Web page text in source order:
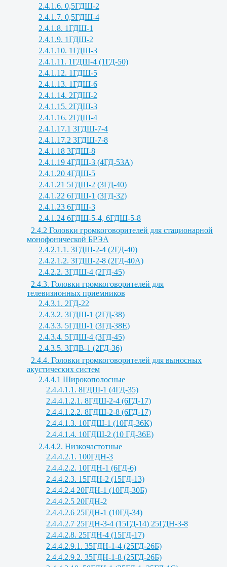
2.4.1.6. 0,5ГДШ-2
2.4.1.7. 0,5ГДШ-4
2.4.1.8. 1ГДШ-1
2.4.1.9. 1ГДШ-2
2.4.1.10. 1ГДШ-3
2.4.1.11. 1ГДШ-4 (1ГД-50)
2.4.1.12. 1ГДШ-5
2.4.1.13. 1ГДШ-6
2.4.1.14. 2ГДШ-2
2.4.1.15. 2ГДШ-3
2.4.1.16. 2ГДШ-4
2.4.1.17.1 3ГДШ-7-4
2.4.1.17.2 3ГДШ-7-8
2.4.1.18 3ГДШ-8
2.4.1.19 4ГДШ-3 (4ГД-53А)
2.4.1.20 4ГДШ-5
2.4.1.21 5ГДШ-2 (3ГД-40)
2.4.1.22 6ГДШ-1 (3ГД-32)
2.4.1.23 6ГДШ-3
2.4.1.24 6ГДШ-5-4, 6ГДШ-5-8
2.4.2 Головки громкоговорителей для стационарной
монофонической БРЭА
2.4.2.1.1. 3ГДШ-2-4 (2ГД-40)
2.4.2.1.2. 3ГДШ-2-8 (2ГД-40А)
2.4.2.2. 3ГДШ-4 (2ГД-45)
2.4.3. Головки громкоговорителей для
телевизионных приемников
2.4.3.1. 2ГД-22
2.4.3.2. 3ГДШ-1 (2ГД-38)
2.4.3.3. 5ГДШ-1 (3ГД-38Е)
2.4.3.4. 5ГДШ-4 (3ГД-45)
2.4.3.5. 3ГДВ-1 (2ГД-36)
2.4.4. Головки громкоговорителей для выносных
акустических систем
2.4.4.1 Широкополосные
2.4.4.1.1. 8ГДШ-1 (4ГД-35)
2.4.4.1.2.1. 8ГДШ-2-4 (6ГД-17)
2.4.4.1.2.2. 8ГДШ-2-8 (6ГД-17)
2.4.4.1.3. 10ГДШ-1 (10ГД-36К)
2.4.4.1.4. 10ГДШ-2 (10 ГД-36Е)
2.4.4.2. Низкочастотные
2.4.4.2.1. 100ГДН-3
2.4.4.2.2. 10ГДН-1 (6ГД-6)
2.4.4.2.3. 15ГДН-2 (15ГД-13)
2.4.4.2.4 20ГДН-1 (10ГД-30Б)
2.4.4.2.5 20ГДН-2
2.4.4.2.6 25ГДН-1 (10ГД-34)
2.4.4.2.7 25ГДН-3-4 (15ГД-14) 25ГДН-3-8
2.4.4.2.8. 25ГДН-4 (15ГД-17)
2.4.4.2.9.1. 35ГДН-1-4 (25ГД-26Б)
2.4.4.2.9.2. 35ГДН-1-8 (25ГД-26Б)